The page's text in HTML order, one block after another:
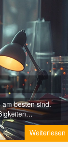
am besten sind.
ehrlichen und
richtige Wahl zu
Weiterlesen